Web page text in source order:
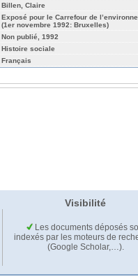
Billen, Claire
Exposé pour le Carrefour de
(1er novembre 1992: Bruxelles)
Non publié, 1992
Histoire sociale
Français
Visibilité
Les documents déposés
indexés par les moteurs de
(Google Scholar,…).